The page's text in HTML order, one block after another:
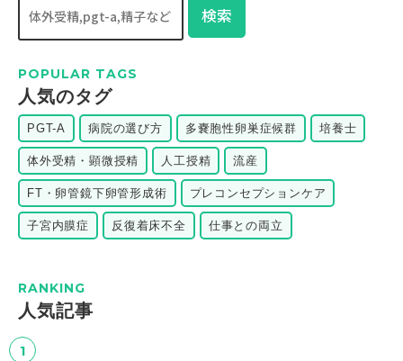
検索
POPULAR TAGS
⼈気のタグ
PGT-A 病院の選び方 多嚢胞性卵巣症候群 培養士
体外受精・顕微授精 人工授精 流産
FT・卵管鏡下卵管形成術 プレコンセプションケア
子宮内膜症 反復着床不全 仕事との両立
RANKING
⼈気記事
1